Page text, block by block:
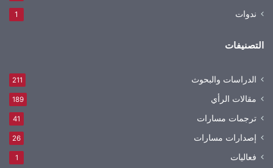
ندوات 1
التصنيفات
الدراسات والبحوث 211
مقالات الرأي 189
ترجمات مسارات 41
إصدارات مسارات 26
فعاليات 1